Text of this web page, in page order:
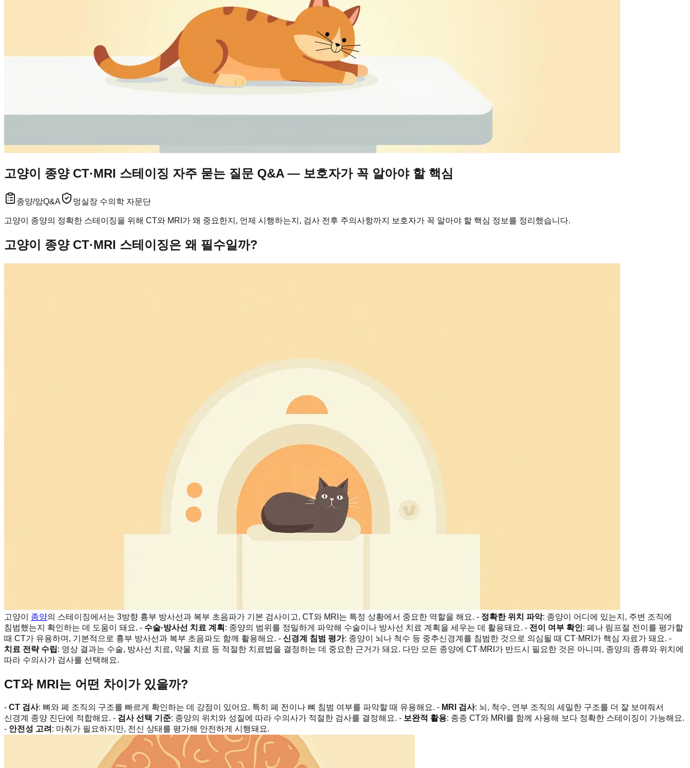
고양이 종양 CT·MRI 스테이징 자주 묻는 질문 Q&A — 보호자가 꼭 알아야 할 핵심
종양/암Q&A 멍실장 수의학 자문단
고양이 종양의 정확한 스테이징을 위해 CT와 MRI가 왜 중요한지, 언제 시행하는지, 검사 전후 주의사항까지 보호자가 꼭 알아야 할 핵심 정보를 정리했습니다.
고양이 종양 CT·MRI 스테이징은 왜 필수일까?
고양이 종양의 스테이징에서는 3방향 흉부 방사선과 복부 초음파가 기본 검사이고, CT와 MRI는 특정 상황에서 중요한 역할을 해요. - 정확한 위치 파악: 종양이 어디에 있는지, 주변 조직에
침범했는지 확인하는 데 도움이 돼요. - 수술·방사선 치료 계획 : 종양의 범위를 정밀하게 파악해 수술이나 방사선 치료 계획을 세우는 데 활용돼요. - 전이 여부 확인: 폐나 림프절 전이를 평가할
때 CT가 유용하며, 기본적으로 흉부 방사선과 복부 초음파도 함께 활용해요. - 신경계 침범 평가: 종양이 뇌나 척수 등 중추신경계를 침범한 것으로 의심될 때 CT·MRI가 핵심 자료가 돼요. -
치료 전략 수립: 영상 결과는 수술, 방사선 치료, 약물 치료 등 적절한 치료법을 결정하는 데 중요한 근거가 돼요. 다만 모든 종양에 CT·MRI가 반드시 필요한 것은 아니며, 종양의 종류와 위치에
따라 수의사가 검사를 선택해요.
CT와 MRI는 어떤 차이가 있을까?
- CT 검사: 뼈와 폐 조직의 구조를 빠르게 확인하는 데 강점이 있어요. 특히 폐 전이나 뼈 침범 여부를 파악할 때 유용해요. - MRI 검사: 뇌, 척수, 연부 조직의 세밀한 구조를 더 잘 보여줘서
신경계 종양 진단에 적합해요. - 검사 선택 기준: 종양의 위치와 성질에 따라 수의사가 적절한 검사를 결정해요. - 보완적 활용: 종종 CT와 MRI를 함께 사용해 보다 정확한 스테이징이 가능해요.
- 안전성 고려 : 마취가 필요하지만, 전신 상태를 평가해 안전하게 시행돼요.